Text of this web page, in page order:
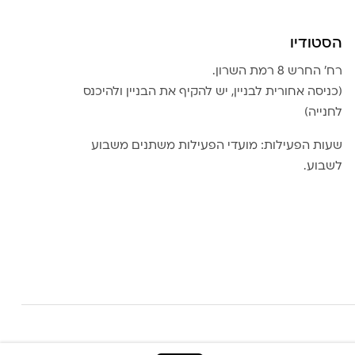
הסטודיו
רח׳ החרש 8 רמת השרון.
(כניסה אחורית לבניין, יש להקיף את הבניין ולהיכנס
לחנייה)
שעות הפעילות: מועדי הפעילות משתנים משבוע
לשבוע.